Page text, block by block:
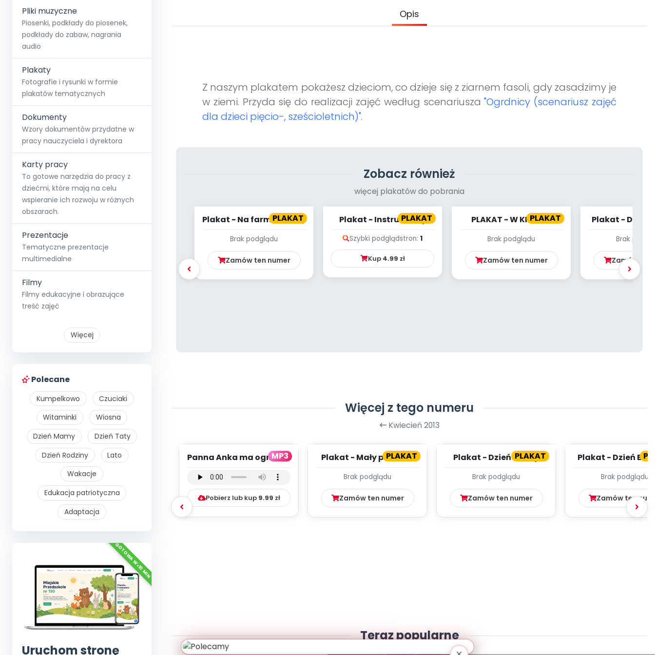
Pliki muzyczne
Piosenki, podkłady do piosenek,
podkłady do zabaw, nagrania
audio
Plakaty
Fotografie i rysunki w formie
plakatów tematycznych
Dokumenty
Wzory dokumentów przydatne w
pracy nauczyciela i dyrektora
Karty pracy
To gotowe narzędzia do pracy z
dziećmi, które mają na celu
wspieranie ich rozwoju w różnych
obszarach.
Prezentacje
Tematyczne prezentacje
multimedialne
Filmy
Filmy edukacyjne i obrazujące
treść zajęć
Więcej
Polecane
Kumpelkowo
Czuciaki
Witaminki
Wiosna
Dzień Mamy
Dzień Taty
Dzień Rodziny
Lato
Wakacje
Edukacja patriotyczna
Adaptacja
Uruchom stronę
Opis
Z naszym plakatem pokażesz dzieciom, co dzieje się z ziarnem fasoli, gdy zasadzimy je
w ziemi. Przyda się do realizacji zajęć według scenariusza"Ogrdnicy (scenariusz zajęć
dla dzieci pięcio-, sześcioletnich)".
Zobacz również
więcej plakatów do pobrania
PLAKAT
Plakat - Na farmie (cz. 2)
Brak podglądu
Zamów ten numer
PLAKAT
Plakat - Instrumenty
Szybki podglądstron: 1
Kup 4.99 zł
PLAKAT
PLAKAT - W KRAINIE
Brak podglądu
Zamów ten numer
Plakat - Dbam
Brak
Zamów ten
Więcej z tego numeru
Kwiecień 2013
MP3
Panna Anka ma ogródek
Pobierz lub kup 9.99 zł
PLAKAT
Plakat - Mały patriota
Brak podglądu
Zamów ten numer
PLAKAT
Plakat - Dzień Mamy
Brak podglądu
Zamów ten numer
Plakat - Dzień
Brak podglądu
Zamów ten
Teraz popularne